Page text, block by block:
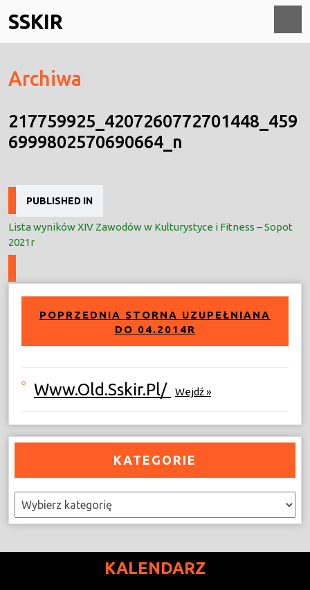
to
content
SSKIR
Archiwa
217759925_4207260772701448_459
6999802570690664_n
Nawigacja
wpisu
PUBLISHED IN
Lista wyników XIV Zawodów w Kulturystyce i Fitness – Sopot
2021r
POPRZEDNIA STORNA UZUPEŁNIANA
DO 04.2014R
Www.old.sskir.pl/ Wejdź »
KATEGORIE
Kategorie
KALENDARZ